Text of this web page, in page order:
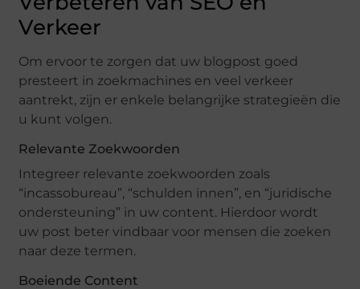
Verkeer
Om ervoor te zorgen dat uw blogpost goed
presteert in zoekmachines en veel verkeer
aantrekt, zijn er enkele belangrijke strategieën die
u kunt volgen.
Relevante Zoekwoorden
Integreer relevante zoekwoorden zoals
“incassobureau”, “schulden innen”, en “juridische
ondersteuning” in uw content. Hierdoor wordt
uw post beter vindbaar voor mensen die zoeken
naar deze termen.
Boeiende Content